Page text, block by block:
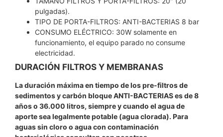
pulgadas).
TIPO DE PORTA-FILTROS: ANTI-BACTERIAS 8 bar
CONSUMO ELÉCTRICO: 30W solamente en
funcionamiento, el equipo parado no consume
electricidad.
DURACIÓN FILTROS Y MEMBRANAS
La duración máxima en tiempo de los pre-filtros de
sedimentos y carbón bloque ANTI-BACTERIAS es de 8
años o 36.000 litros, siempre y cuando el agua de
aporte sea legalmente potable (agua clorada). Para
aguas sin cloro o agua con contaminación